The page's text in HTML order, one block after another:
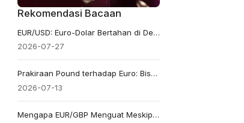
Rekomendasi Bacaan
EUR/USD: Euro-Dolar Bertahan di Dekat 1.14 Menjelang Keputusan The Fed
2026-07-27
Prakiraan Pound terhadap Euro: Bisakah GBP/EUR Menembus Tertinggi 2026?
2026-07-13
Mengapa EUR/GBP Menguat Meskipun Sterling Memiliki Keunggulan Suku Bunga 150bp?